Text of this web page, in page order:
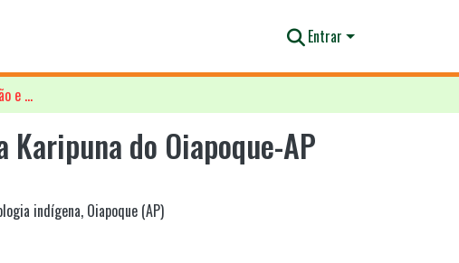
Entrar
As influências externas na formação e evolução da Etnia Karipuna do Oiapoque-AP
do Oiapoque-AP
indígena, Oiapoque (AP)